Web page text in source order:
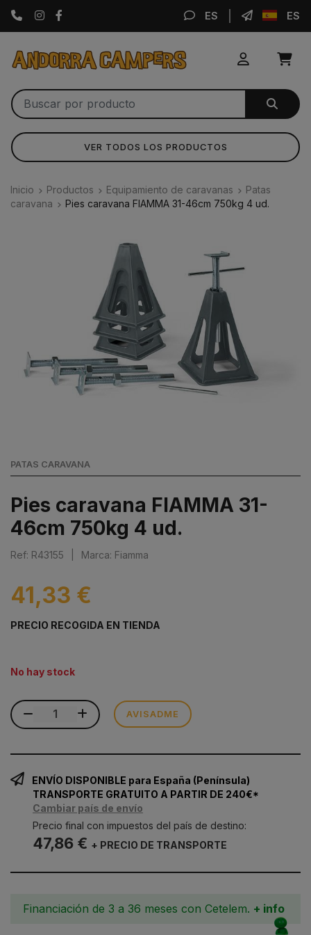
Instagram ES ES
VER TODOS LOS PRODUCTOS
Inicio Productos Equipamiento de caravanas
Patas
caravana
Pies caravana FIAMMA 31-46cm 750kg 4 ud.
PATAS CARAVANA
Pies caravana FIAMMA 31-
46cm 750kg 4 ud.
Ref: R43155 Marca: Fiamma
41,33 €
PRECIO RECOGIDA EN TIENDA
No hay stock
AVISADME
ENVÍO DISPONIBLE para España (Península)
TRANSPORTE GRATUITO A PARTIR DE 240€*
Cambiar país de envío
Precio final con impuestos del país de destino:
47,86 € + PRECIO DE TRANSPORTE
Financiación de 3 a 36 meses con Cetelem. + info